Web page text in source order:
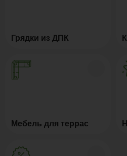
Грядки из ДПК
Мебель для террас